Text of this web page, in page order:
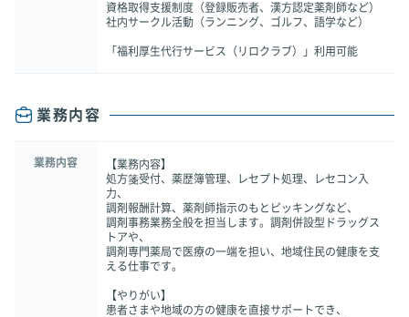
資格取得支援制度（登録販売者、漢方認定薬剤師など）
社内サークル活動（ランニング、ゴルフ、語学など）
「福利厚生代行サービス（リロクラブ）」利用可能
業務内容
業務内容
【業務内容】
処方箋受付、薬歴簿管理、レセプト処理、レセコン入
力、
調剤報酬計算、薬剤師指示のもとピッキングなど、
調剤事務業務全般を担当します。調剤併設型ドラッグス
トアや、
調剤専門薬局で医療の一端を担い、地域住民の健康を支
える仕事です。
【やりがい】
患者さまや地域の方の健康を直接サポートでき、